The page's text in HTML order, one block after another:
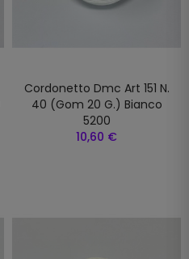
Cordonetto Dmc Art 151 N.
40 (gom 20 G.) Bianco
5200
10,60 €